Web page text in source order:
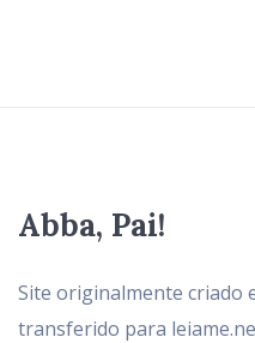
Abba, Pai!
Site originalmente criado
transferido para